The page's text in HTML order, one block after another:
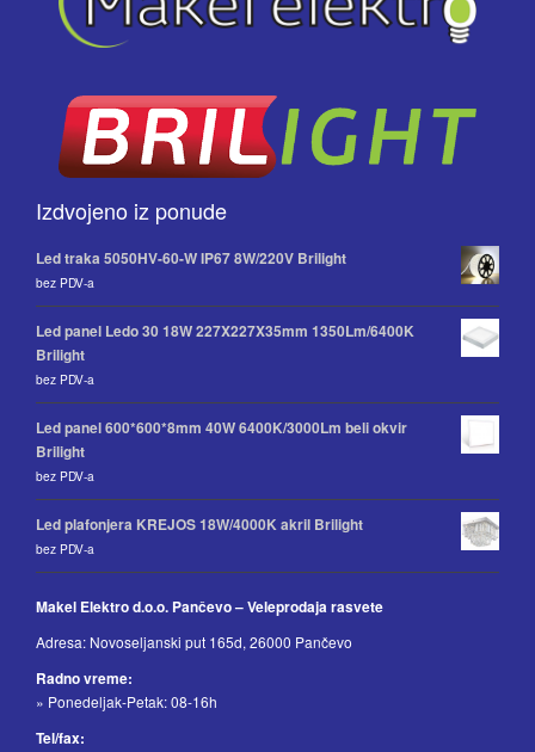
Izdvojeno iz ponude
Led traka 5050HV-60-W IP67 8W/220V Brilight
bez PDV-a
Led panel Ledo 30 18W 227X227X35mm 1350Lm/6400K
Brilight
bez PDV-a
Led panel 600*600*8mm 40W 6400K/3000Lm beli okvir
Brilight
bez PDV-a
Led plafonjera KREJOS 18W/4000K akril Brilight
bez PDV-a
Makel Elektro d.o.o. Pančevo – Veleprodaja rasvete
Adresa: Novoseljanski put 165d, 26000 Pančevo
Radno vreme:
» Ponedeljak-Petak: 08-16h
Tel/fax: